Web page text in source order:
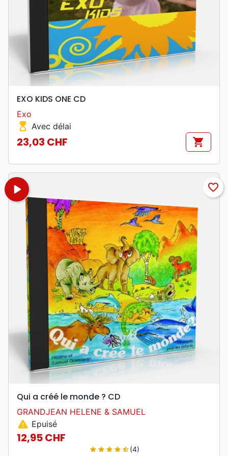
EXO KIDS ONE CD
Exo
hourglass_top Avec délai
Prix
23,03 CHF shopping_cart
play_arrow favorite_border
Qui a créé le monde ? CD
GRANDJEAN HELENE & SAMUEL
warning Epuisé
Prix
12,95 CHF
star star star star star_half(4)